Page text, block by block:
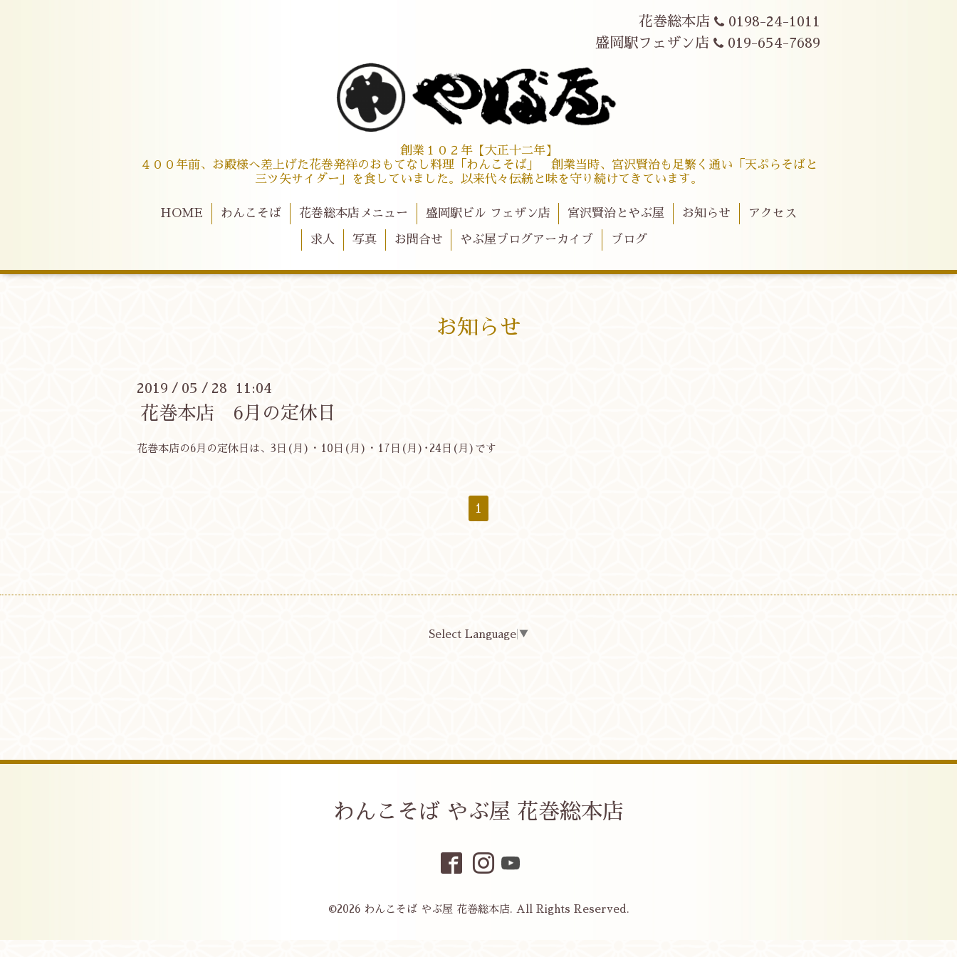
花巻総本店
0198-24-1011
盛岡駅フェザン店
019-654-7689
創業１０２年【大正十二年】
４００年前、お殿様へ差上げた花巻発祥のおもてなし料理「わんこそば」 創業当時、宮沢賢治も足繁く通い「天ぷらそばと
三ツ矢サイダー」を食していました。以来代々伝統と味を守り続けてきています。
HOME わんこそば 花巻総本店メニュー 盛岡駅ビル フェザン店 宮沢賢治とやぶ屋 お知らせ アクセス
求人 写真 お問合せ やぶ屋ブログアーカイブ ブログ
お知らせ
2019 / 05 / 28 11:04
花巻本店 6月の定休日
花巻本店の6月の定休日は、3日(月)・10日(月)・17日(月)･24日(月)です
1
Select Language ▼
わんこそば やぶ屋 花巻総本店
©2026 わんこそば やぶ屋 花巻総本店 . All Rights Reserved.